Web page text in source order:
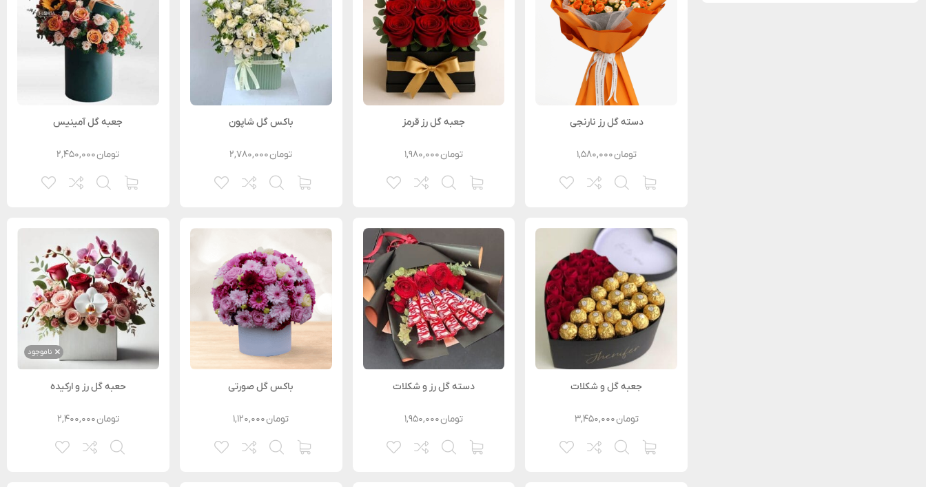
دسته گل رز نارنجی
۱,۵۸۰,۰۰۰تومان
جعبه گل رز قرمز
۱,۹۸۰,۰۰۰تومان
باکس گل شاپون
۲,۷۸۰,۰۰۰تومان
جعبه گل آمینیس
۲,۴۵۰,۰۰۰تومان
جعبه گل و شکلات
۳,۴۵۰,۰۰۰تومان
دسته گل رز و شکلات
۱,۹۵۰,۰۰۰تومان
باکس گل صورتی
۱,۱۲۰,۰۰۰تومان
ناموجود
حعبه گل رز و ارکیده
۲,۴۰۰,۰۰۰تومان